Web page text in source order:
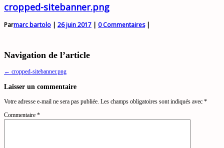
cropped-sitebanner.png
Parmarc bartolo | 26 juin 2017 | 0 Commentaires|
Navigation de l’article
← cropped-sitebanner.png
Laisser un commentaire
Votre adresse e-mail ne sera pas publiée. Les champs obligatoires sont indiqués avec *
Commentaire *